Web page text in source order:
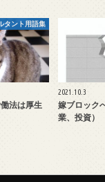
タント用語集
法は厚生
2021.10.3
嫁ブロック
業、投資）